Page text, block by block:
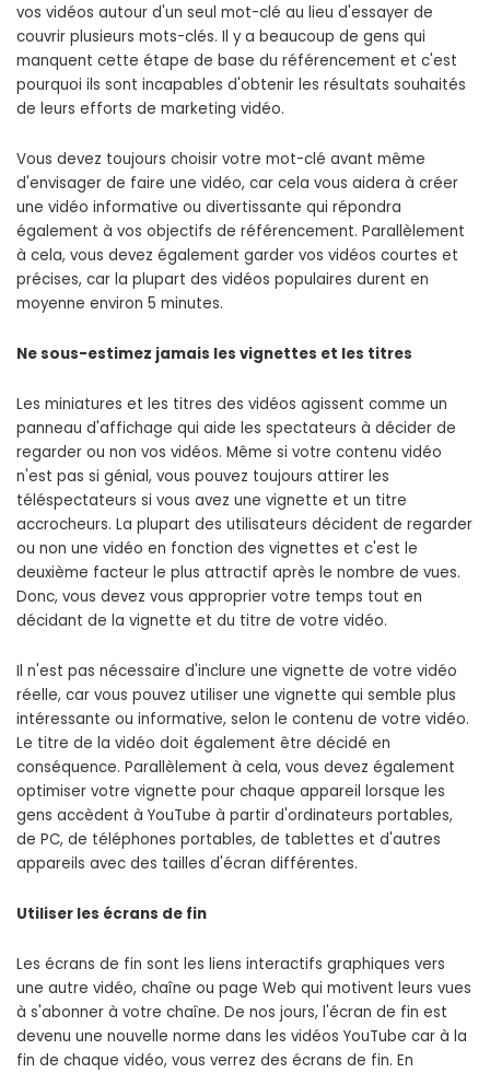
vos vidéos autour d'un seul mot-clé au lieu d'essayer de
couvrir plusieurs mots-clés. Il y a beaucoup de gens qui
manquent cette étape de base du référencement et c'est
pourquoi ils sont incapables d'obtenir les résultats souhaités
de leurs efforts de marketing vidéo.
Vous devez toujours choisir votre mot-clé avant même
d'envisager de faire une vidéo, car cela vous aidera à créer
une vidéo informative ou divertissante qui répondra
également à vos objectifs de référencement. Parallèlement
à cela, vous devez également garder vos vidéos courtes et
précises, car la plupart des vidéos populaires durent en
moyenne environ 5 minutes.
Ne sous-estimez jamais les vignettes et les titres
Les miniatures et les titres des vidéos agissent comme un
panneau d'affichage qui aide les spectateurs à décider de
regarder ou non vos vidéos. Même si votre contenu vidéo
n'est pas si génial, vous pouvez toujours attirer les
téléspectateurs si vous avez une vignette et un titre
accrocheurs. La plupart des utilisateurs décident de regarder
ou non une vidéo en fonction des vignettes et c'est le
deuxième facteur le plus attractif après le nombre de vues.
Donc, vous devez vous approprier votre temps tout en
décidant de la vignette et du titre de votre vidéo.
Il n'est pas nécessaire d'inclure une vignette de votre vidéo
réelle, car vous pouvez utiliser une vignette qui semble plus
intéressante ou informative, selon le contenu de votre vidéo.
Le titre de la vidéo doit également être décidé en
conséquence. Parallèlement à cela, vous devez également
optimiser votre vignette pour chaque appareil lorsque les
gens accèdent à YouTube à partir d'ordinateurs portables,
de PC, de téléphones portables, de tablettes et d'autres
appareils avec des tailles d'écran différentes.
Utiliser les écrans de fin
Les écrans de fin sont les liens interactifs graphiques vers
une autre vidéo, chaîne ou page Web qui motivent leurs vues
à s'abonner à votre chaîne. De nos jours, l'écran de fin est
devenu une nouvelle norme dans les vidéos YouTube car à la
fin de chaque vidéo, vous verrez des écrans de fin. En